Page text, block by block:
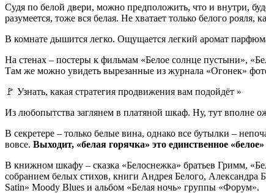
Судя по белой двери, можно предположить, что и внутри,
разумеется, тоже вся белая. Не хватает только белого рояля,
В комнате дышится легко. Ощущается легкий аромат
На стенах – постеры к фильмам «Белое солнце пустыни»,
Там же можно увидеть вырезанные из журнала «Огонек»
🚩 Узнать, какая стратегия продвижения вам подойдёт »
Из любопытства заглянем в платяной шкаф. Ну, тут вполне
В секретере – только белые вина, однако все бутылки –
вовсе. Выходит, «белая горячка» это единственное
В книжном шкафу – сказка «Белоснежка» братьев Гримм,
собранием белых стихов, книги Андрея Белого, Александра
Satin» Moody Blues и альбом «Белая ночь» группы «Форум».